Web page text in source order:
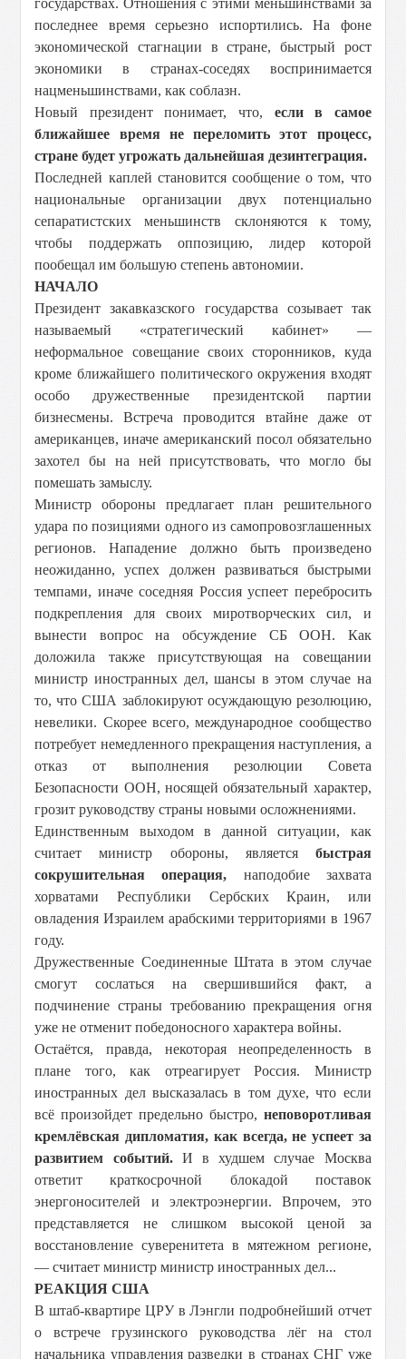
государствах. Отношения с этими меньшинствами за
последнее время серьезно испортились. На фоне
экономической стагнации в стране, быстрый рост
экономики в странах-соседях воспринимается
нацменьшинствами, как соблазн.
Новый президент понимает, что, если в самое
ближайшее время не переломить этот процесс,
стране будет угрожать дальнейшая дезинтеграция.
Последней каплей становится сообщение о том, что
национальные организации двух потенциально
сепаратистских меньшинств склоняются к тому,
чтобы поддержать оппозицию, лидер которой
пообещал им большую степень автономии.
НАЧАЛО
Президент закавказского государства созывает так
называемый «стратегический кабинет» —
неформальное совещание своих сторонников, куда
кроме ближайшего политического окружения входят
особо дружественные президентской партии
бизнесмены. Встреча проводится втайне даже от
американцев, иначе американский посол обязательно
захотел бы на ней присутствовать, что могло бы
помешать замыслу.
Министр обороны предлагает план решительного
удара по позициями одного из самопровозглашенных
регионов. Нападение должно быть произведено
неожиданно, успех должен развиваться быстрыми
темпами, иначе соседняя Россия успеет перебросить
подкрепления для своих миротворческих сил, и
вынести вопрос на обсуждение СБ ООН. Как
доложила также присутствующая на совещании
министр иностранных дел, шансы в этом случае на
то, что США заблокируют осуждающую резолюцию,
невелики. Скорее всего, международное сообщество
потребует немедленного прекращения наступления, а
отказ от выполнения резолюции Совета
Безопасности ООН, носящей обязательный характер,
грозит руководству страны новыми осложнениями.
Единственным выходом в данной ситуации, как
считает министр обороны, является быстрая
сокрушительная операция, наподобие захвата
хорватами Республики Сербских Краин, или
овладения Израилем арабскими территориями в 1967
году.
Дружественные Соединенные Штата в этом случае
смогут сослаться на свершившийся факт, а
подчинение страны требованию прекращения огня
уже не отменит победоносного характера войны.
Остаётся, правда, некоторая неопределенность в
плане того, как отреагирует Россия. Министр
иностранных дел высказалась в том духе, что если
всё произойдет предельно быстро, неповоротливая
кремлёвская дипломатия, как всегда, не успеет за
развитием событий.И в худшем случае Москва
ответит краткосрочной блокадой поставок
энергоносителей и электроэнергии. Впрочем, это
представляется не слишком высокой ценой за
восстановление суверенитета в мятежном регионе,
— считает министр министр иностранных дел...
РЕАКЦИЯ США
В штаб-квартире ЦРУ в Лэнгли подробнейший отчет
о встрече грузинского руководства лёг на стол
начальника управления разведки в странах СНГ уже